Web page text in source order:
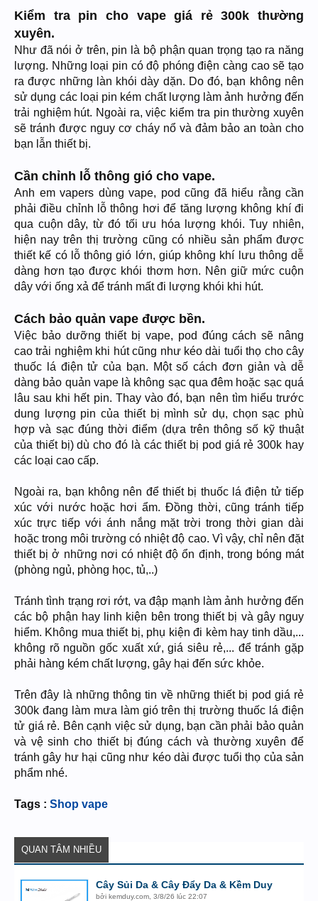
Kiểm tra pin cho vape giá rẻ 300k thường
xuyên.
Như đã nói ở trên, pin là bộ phận quan trọng tạo ra năng
lượng. Những loại pin có độ phóng điện càng cao sẽ tạo
ra được những làn khói dày dặn. Do đó, bạn không nên
sử dụng các loại pin kém chất lượng làm ảnh hưởng đến
trải nghiệm hút. Ngoài ra, việc kiểm tra pin thường xuyên
sẽ tránh được nguy cơ cháy nổ và đảm bảo an toàn cho
bạn lẫn thiết bị.
Cần chỉnh lỗ thông gió cho vape.
Anh em vapers dùng vape, pod cũng đã hiểu rằng cần
phải điều chỉnh lỗ thông hơi để tăng lượng không khí đi
qua cuộn dây, từ đó tối ưu hóa lượng khói. Tuy nhiên,
hiện nay trên thị trường cũng có nhiều sản phẩm được
thiết kế có lỗ thông gió lớn, giúp không khí lưu thông dễ
dàng hơn tạo được khói thơm hơn. Nên giữ mức cuộn
dây với ống xả để tránh mất đi lượng khói khi hút.
Cách bảo quản vape được bền.
Việc bảo dưỡng thiết bị vape, pod đúng cách sẽ nâng
cao trải nghiệm khi hút cũng như kéo dài tuổi thọ cho cây
thuốc lá điện tử của bạn. Một số cách đơn giản và dễ
dàng bảo quản vape là không sạc qua đêm hoặc sạc quá
lâu sau khi hết pin. Thay vào đó, bạn nên tìm hiểu trước
dung lượng pin của thiết bị mình sử dụ, chọn sạc phù
hợp và sạc đúng thời điểm (dựa trên thông số kỹ thuật
của thiết bị) dù cho đó là các thiết bị pod giá rẻ 300k hay
các loại cao cấp.
Ngoài ra, bạn không nên để thiết bị thuốc lá điện tử tiếp
xúc với nước hoặc hơi ẩm. Đồng thời, cũng tránh tiếp
xúc trực tiếp với ánh nắng mặt trời trong thời gian dài
hoặc trong môi trường có nhiệt độ cao. Vì vậy, chỉ nên đặt
thiết bị ở những nơi có nhiệt độ ổn định, trong bóng mát
(phòng ngủ, phòng học, tủ,..)
Tránh tình trạng rơi rớt, va đập mạnh làm ảnh hưởng đến
các bộ phận hay linh kiện bên trong thiết bị và gây nguy
hiểm. Không mua thiết bị, phụ kiện đi kèm hay tinh dầu,...
không rõ nguồn gốc xuất xứ, giá siêu rẻ,... để tránh gặp
phải hàng kém chất lượng, gây hại đến sức khỏe.
Trên đây là những thông tin về những thiết bị pod giá rẻ
300k đang làm mưa làm gió trên thị trường thuốc lá điện
tử giá rẻ. Bên cạnh việc sử dụng, bạn cần phải bảo quản
và vệ sinh cho thiết bị đúng cách và thường xuyên để
tránh gây hư hại cũng như kéo dài được tuổi thọ của sản
phẩm nhé.
Tags : Shop vape
QUAN TÂM NHIỀU
Cây Sủi Da & Cây Đẩy Da & Kềm Duy
bởikemduy.com ,3/8/26 lúc 22:07